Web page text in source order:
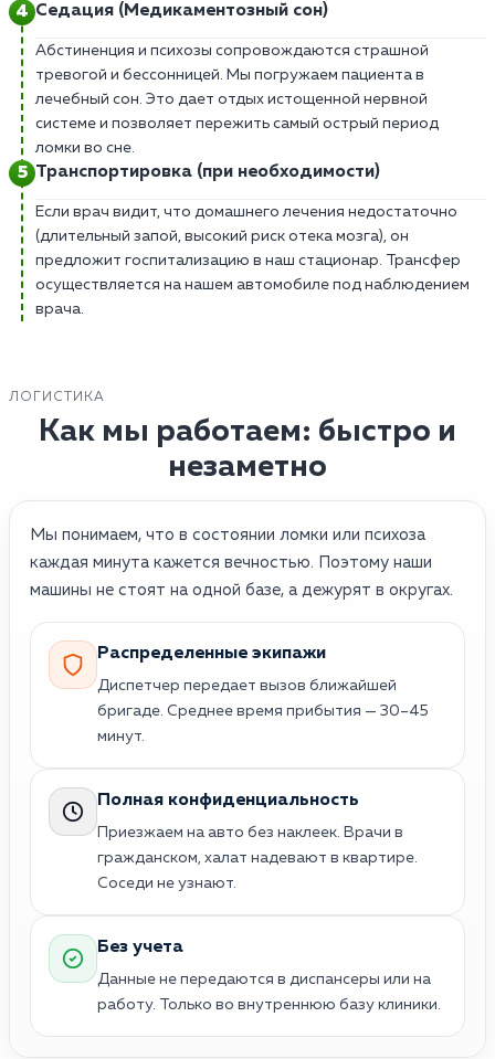
Седация (Медикаментозный сон)
Абстиненция и психозы сопровождаются страшной
тревогой и бессонницей. Мы погружаем пациента в
лечебный сон. Это дает отдых истощенной нервной
системе и позволяет пережить самый острый период
ломки во сне.
Транспортировка (при необходимости)
Если врач видит, что домашнего лечения недостаточно
(длительный запой, высокий риск отека мозга), он
предложит госпитализацию в наш стационар. Трансфер
осуществляется на нашем автомобиле под наблюдением
врача.
ЛОГИСТИКА
Как мы работаем: быстро и
незаметно
Мы понимаем, что в состоянии ломки или психоза
каждая минута кажется вечностью. Поэтому наши
машины не стоят на одной базе, а дежурят в округах.
Распределенные экипажи
Диспетчер передает вызов ближайшей
бригаде. Среднее время прибытия — 30–45
минут.
Полная конфиденциальность
Приезжаем на авто без наклеек. Врачи в
гражданском, халат надевают в квартире.
Соседи не узнают.
Без учета
Данные не передаются в диспансеры или на
работу. Только во внутреннюю базу клиники.